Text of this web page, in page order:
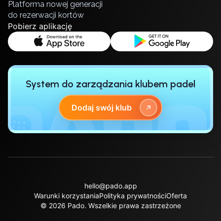
Zaporizhzhia
УкраїнськаCities
Prague
Kutaisi
Bialystok
Bolesławiec
Czestochowa
Dabrowa Gornicza
Platforma nowej generacji
do rezerwacji kortów
Pobierz aplikację
System do zarządzania klubem padel
Dodaj swój klub
© 2026 Pado. Wszelkie prawa zastrzeżone
hello@pado.app
Warunki korzystaniaPolityka prywatnościOferta